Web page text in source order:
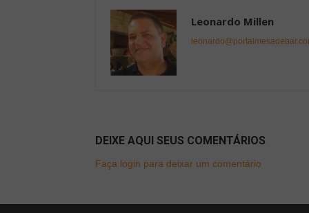
Leonardo Millen
DEIXE AQUI SEUS COMENTÁRIOS
Faça login para deixar um comentário